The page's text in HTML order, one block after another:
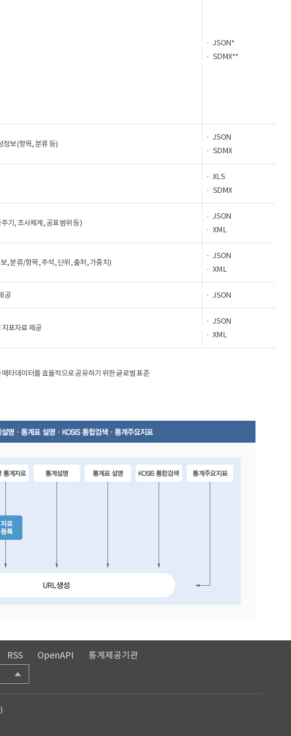
JSON*
SDMX**
정보(항목, 분류 등)
JSON
SDMX
XLS
SDMX
기, 조사체계, 공표범위 등)
JSON
XML
, 분류/항목, 주석, 단위, 출처, 가중치)
JSON
XML
공 JSON
표자료 제공
JSON
XML
데이터를 효율적으로 공유하기 위한 글로벌 표준
RSS OpenAPI 통계제공기관
)